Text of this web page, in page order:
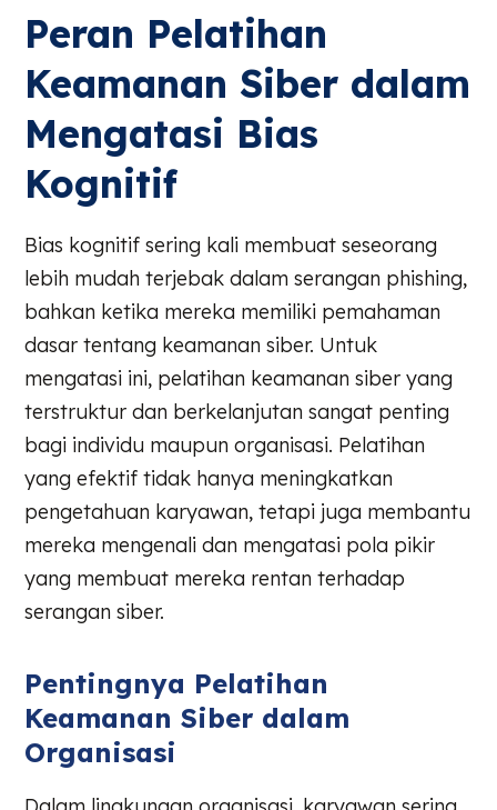
Peran Pelatihan
Keamanan Siber dalam
Mengatasi Bias
Kognitif
Bias kognitif sering kali membuat seseorang
lebih mudah terjebak dalam serangan phishing,
bahkan ketika mereka memiliki pemahaman
dasar tentang keamanan siber. Untuk
mengatasi ini, pelatihan keamanan siber yang
terstruktur dan berkelanjutan sangat penting
bagi individu maupun organisasi. Pelatihan
yang efektif tidak hanya meningkatkan
pengetahuan karyawan, tetapi juga membantu
mereka mengenali dan mengatasi pola pikir
yang membuat mereka rentan terhadap
serangan siber.
Pentingnya Pelatihan
Keamanan Siber dalam
Organisasi